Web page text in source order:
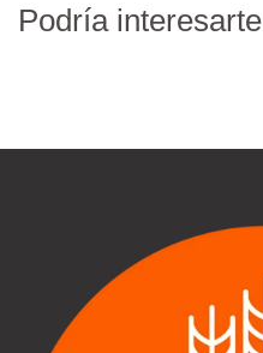
Podría interesarte